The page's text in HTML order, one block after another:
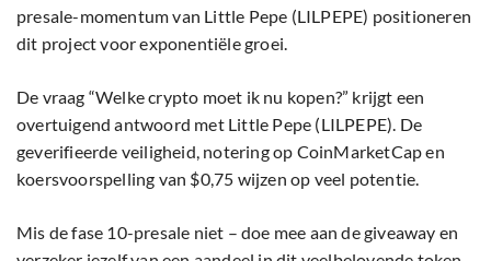
presale-momentum van Little Pepe (LILPEPE) positioneren
dit project voor exponentiële groei.
De vraag “Welke crypto moet ik nu kopen?” krijgt een
overtuigend antwoord met Little Pepe (LILPEPE). De
geverifieerde veiligheid, notering op CoinMarketCap en
koersvoorspelling van $0,75 wijzen op veel potentie.
Mis de fase 10-presale niet – doe mee aan de giveaway en